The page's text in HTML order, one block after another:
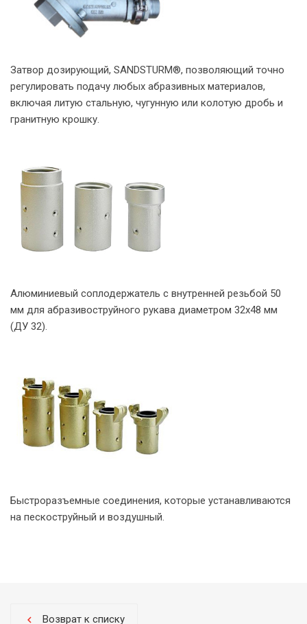
Затвор дозирующий, SANDSTURM®, позволяющий точно
регулировать подачу любых абразивных материалов,
включая литую стальную, чугунную или колотую дробь и
гранитную крошку.
Алюминиевый соплодержатель с внутренней резьбой 50
мм для абразивоструйного рукава диаметром 32х48 мм
(ДУ 32).
Быстроразъемные соединения, которые устанавливаются
на пескоструйный и воздушный.
chevron_left Возврат к списку